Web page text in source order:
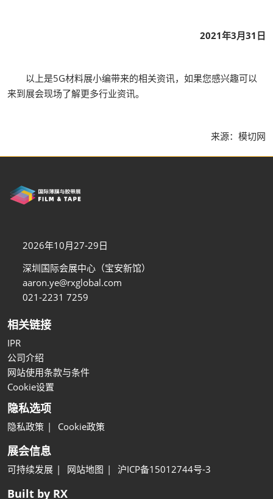
2021年3月31日
以上是5G材料展小编带来的相关资讯，如果您感兴趣可以
来到展会现场了解更多行业资讯。
来源：模切网
2026年10月27-29日
深圳国际会展中心（宝安新馆）
aaron.ye@rxglobal.com
021-2231 7259
相关链接
IPR
公司介绍
网站使用条款与条件
Cookie设置
隐私选项
隐私政策 Cookie政策
展会信息
可持续发展 网站地图 沪ICP备15012744号-3
Built by RX